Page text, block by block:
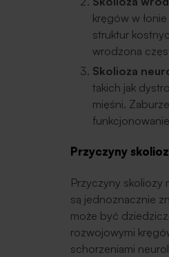
kręgów w
struktur
wrodzona
Skolioza
takich jak
mięśni.
Przyczyny
Przyczyny
są jednoznacznie
może być
rozwojowymi
schorzeniami